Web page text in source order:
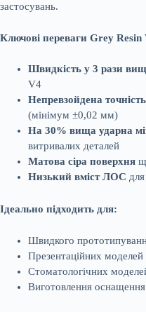
застосувань.
Ключові переваги Grey Resin
Швидкість у 3 рази
V4
Непревзойдена
(мінімум ±0,02 мм)
На 30% вища ударна
витривалих деталей
Матова сіра поверхня
Низький вміст ЛОС
Ідеально підходить для:
Швидкого
Презентаційних моделей
Стоматологічних
Виготовлення